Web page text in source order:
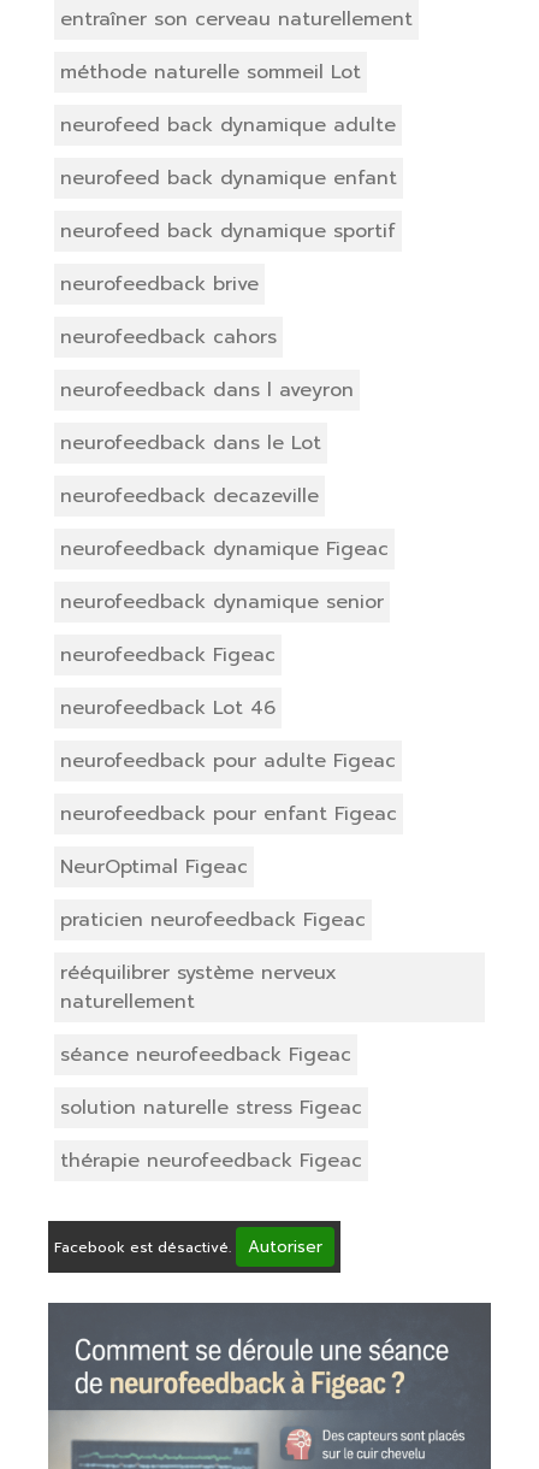
entraîner son cerveau naturellement
méthode naturelle sommeil Lot
neurofeed back dynamique adulte
neurofeed back dynamique enfant
neurofeed back dynamique sportif
neurofeedback brive
neurofeedback cahors
neurofeedback dans l aveyron
neurofeedback dans le Lot
neurofeedback decazeville
neurofeedback dynamique Figeac
neurofeedback dynamique senior
neurofeedback Figeac
neurofeedback Lot 46
neurofeedback pour adulte Figeac
neurofeedback pour enfant Figeac
NeurOptimal Figeac
praticien neurofeedback Figeac
rééquilibrer système nerveux
naturellement
séance neurofeedback Figeac
solution naturelle stress Figeac
thérapie neurofeedback Figeac
Facebook est désactivé. Autoriser